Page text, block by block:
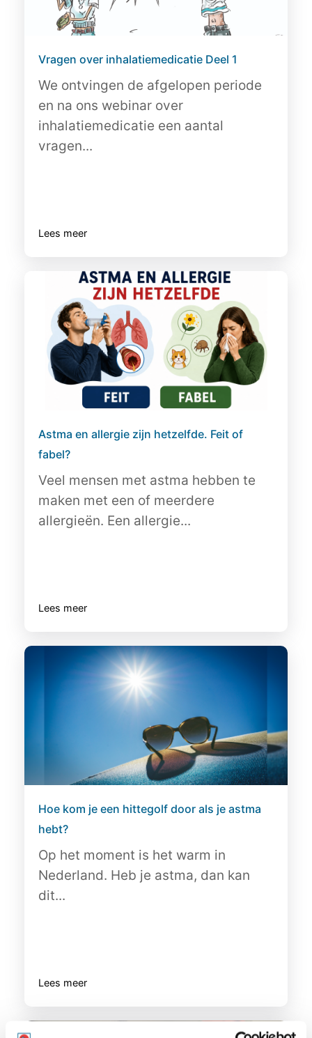
Vragen over inhalatiemedicatie Deel 1
We ontvingen de afgelopen periode
en na ons webinar over
inhalatiemedicatie een aantal
vragen...
Lees meer
Astma en allergie zijn hetzelfde. Feit of
fabel?
Veel mensen met astma hebben te
maken met een of meerdere
allergieën. Een allergie...
Lees meer
Hoe kom je een hittegolf door als je astma
hebt?
Op het moment is het warm in
Nederland. Heb je astma, dan kan
dit...
Lees meer